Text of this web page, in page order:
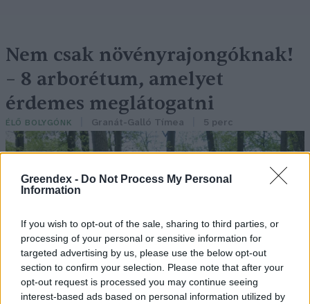
Greendex - Do Not Process My Personal
Information
If you wish to opt-out of the sale, sharing to third parties, or
processing of your personal or sensitive information for
targeted advertising by us, please use the below opt-out
section to confirm your selection. Please note that after your
opt-out request is processed you may continue seeing
interest-based ads based on personal information utilized by
Nem csak növényrajongóknak!
– 8 arborétum, amelyet
érdemes meglátogatni
ÉLŐ BOLYGÓNK Granát-Galló Tímea 5 perc